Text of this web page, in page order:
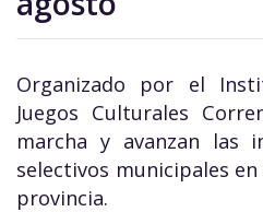
Organizado por el
Juegos Culturales
marcha y avanzan las
selectivos municipales
provincia.